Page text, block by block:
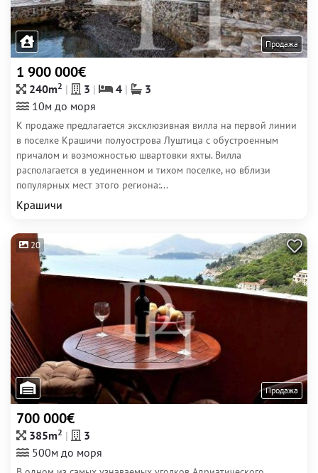
Продажа
1 900 000€
240m2 3 4
3
10м до моря
К продаже предлагается эксклюзивная вилла на первой линии
в поселке Крашичи полуострова Луштица с обустроенным
причалом и возможностью швартовки яхты. Вилла
располагается в уединенном и тихом поселке, но вблизи
популярных мест этого региона:...
Крашичи
20
Продажа
700 000€
385m2
3
500м до моря